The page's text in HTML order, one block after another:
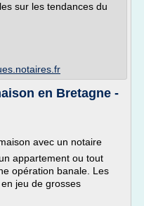
sur les tendances du
en Bretagne -
avec un notaire
appartement ou tout
opération banale. Les
jeu de grosses